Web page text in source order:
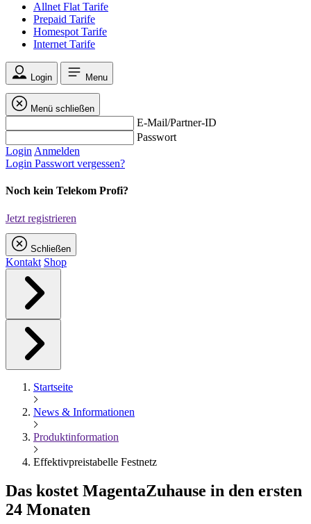
Allnet Flat Tarife
Prepaid Tarife
Homespot Tarife
Internet Tarife
Login Menu
Menü schließen
E-Mail/Partner-ID
Passwort
Login Anmelden
Login Passwort vergessen?
Noch kein Telekom Profi?
Jetzt registrieren
Schließen
Kontakt Shop
Startseite
News & Informationen
Produktinformation
Effektivpreistabelle Festnetz
Das kostet MagentaZuhause in den ersten
24 Monaten